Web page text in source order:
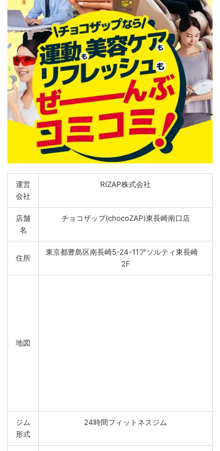
運営
会社
RIZAP株式会社
店舗
名
チョコザップ(chocoZAP)東長崎南口店
住所
東京都豊島区南長崎5-24-11アソルティ東長崎
2F
地図
ジム
形式
24時間フィットネスジム